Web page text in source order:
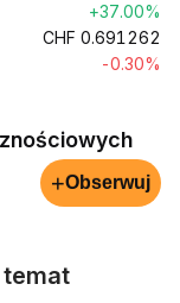
+37.00%
CHF 0.691262
-0.30%
+Obserwuj